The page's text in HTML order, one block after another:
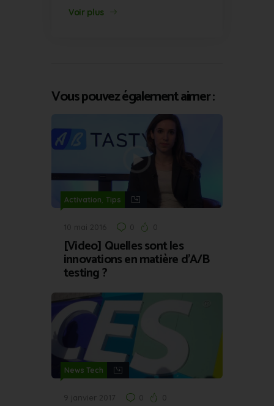
Voir plus
Vous pouvez également aimer :
Activation, Tips
10 mai 2016 0 0
[Video] Quelles sont les
innovations en matière d’A/B
testing ?
News Tech
9 janvier 2017 0 0